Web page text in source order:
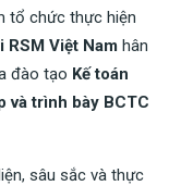
tổ chức thực hiện
RSM Việt Nam hân
đào tạo Kếtoán
và trình bày BCTC
sâu sắc và thực